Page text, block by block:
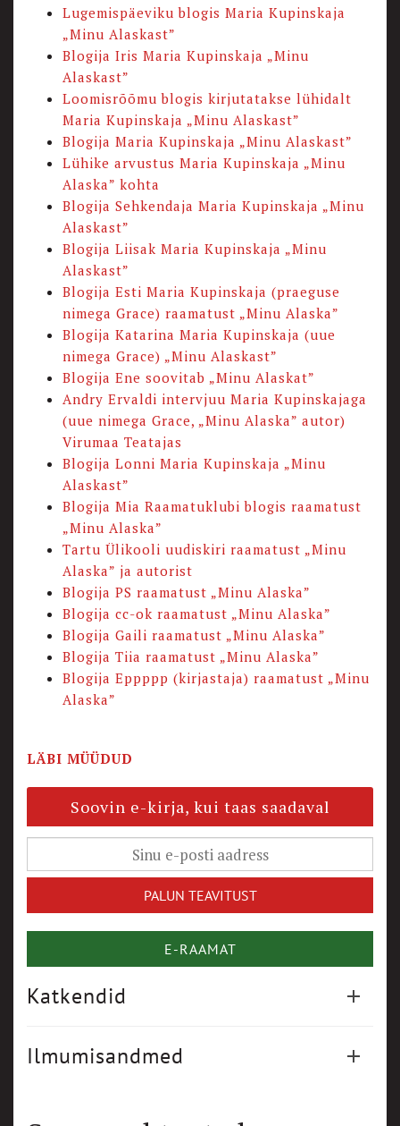
Lugemispäeviku blogis Maria Kupinskaja
„Minu Alaskast”
Blogija Iris Maria Kupinskaja „Minu
Alaskast”
Loomisrõõmu blogis kirjutatakse lühidalt
Maria Kupinskaja „Minu Alaskast”
Blogija Maria Kupinskaja „Minu Alaskast”
Lühike arvustus Maria Kupinskaja „Minu
Alaska” kohta
Blogija Sehkendaja Maria Kupinskaja „Minu
Alaskast”
Blogija Liisak Maria Kupinskaja „Minu
Alaskast”
Blogija Esti Maria Kupinskaja (praeguse
nimega Grace) raamatust „Minu Alaska”
Blogija Katarina Maria Kupinskaja (uue
nimega Grace) „Minu Alaskast”
Blogija Ene soovitab „Minu Alaskat”
Andry Ervaldi intervjuu Maria Kupinskajaga
(uue nimega Grace, „Minu Alaska” autor)
Virumaa Teatajas
Blogija Lonni Maria Kupinskaja „Minu
Alaskast”
Blogija Mia Raamatuklubi blogis raamatust
„Minu Alaska”
Tartu Ülikooli uudiskiri raamatust „Minu
Alaska” ja autorist
Blogija PS raamatust „Minu Alaska”
Blogija cc-ok raamatust „Minu Alaska”
Blogija Gaili raamatust „Minu Alaska”
Blogija Tiia raamatust „Minu Alaska”
Blogija Eppppp (kirjastaja) raamatust „Minu
Alaska”
LÄBI MÜÜDUD
Soovin e-kirja, kui taas saadaval
E-RAAMAT
Katkendid
Ilmumisandmed